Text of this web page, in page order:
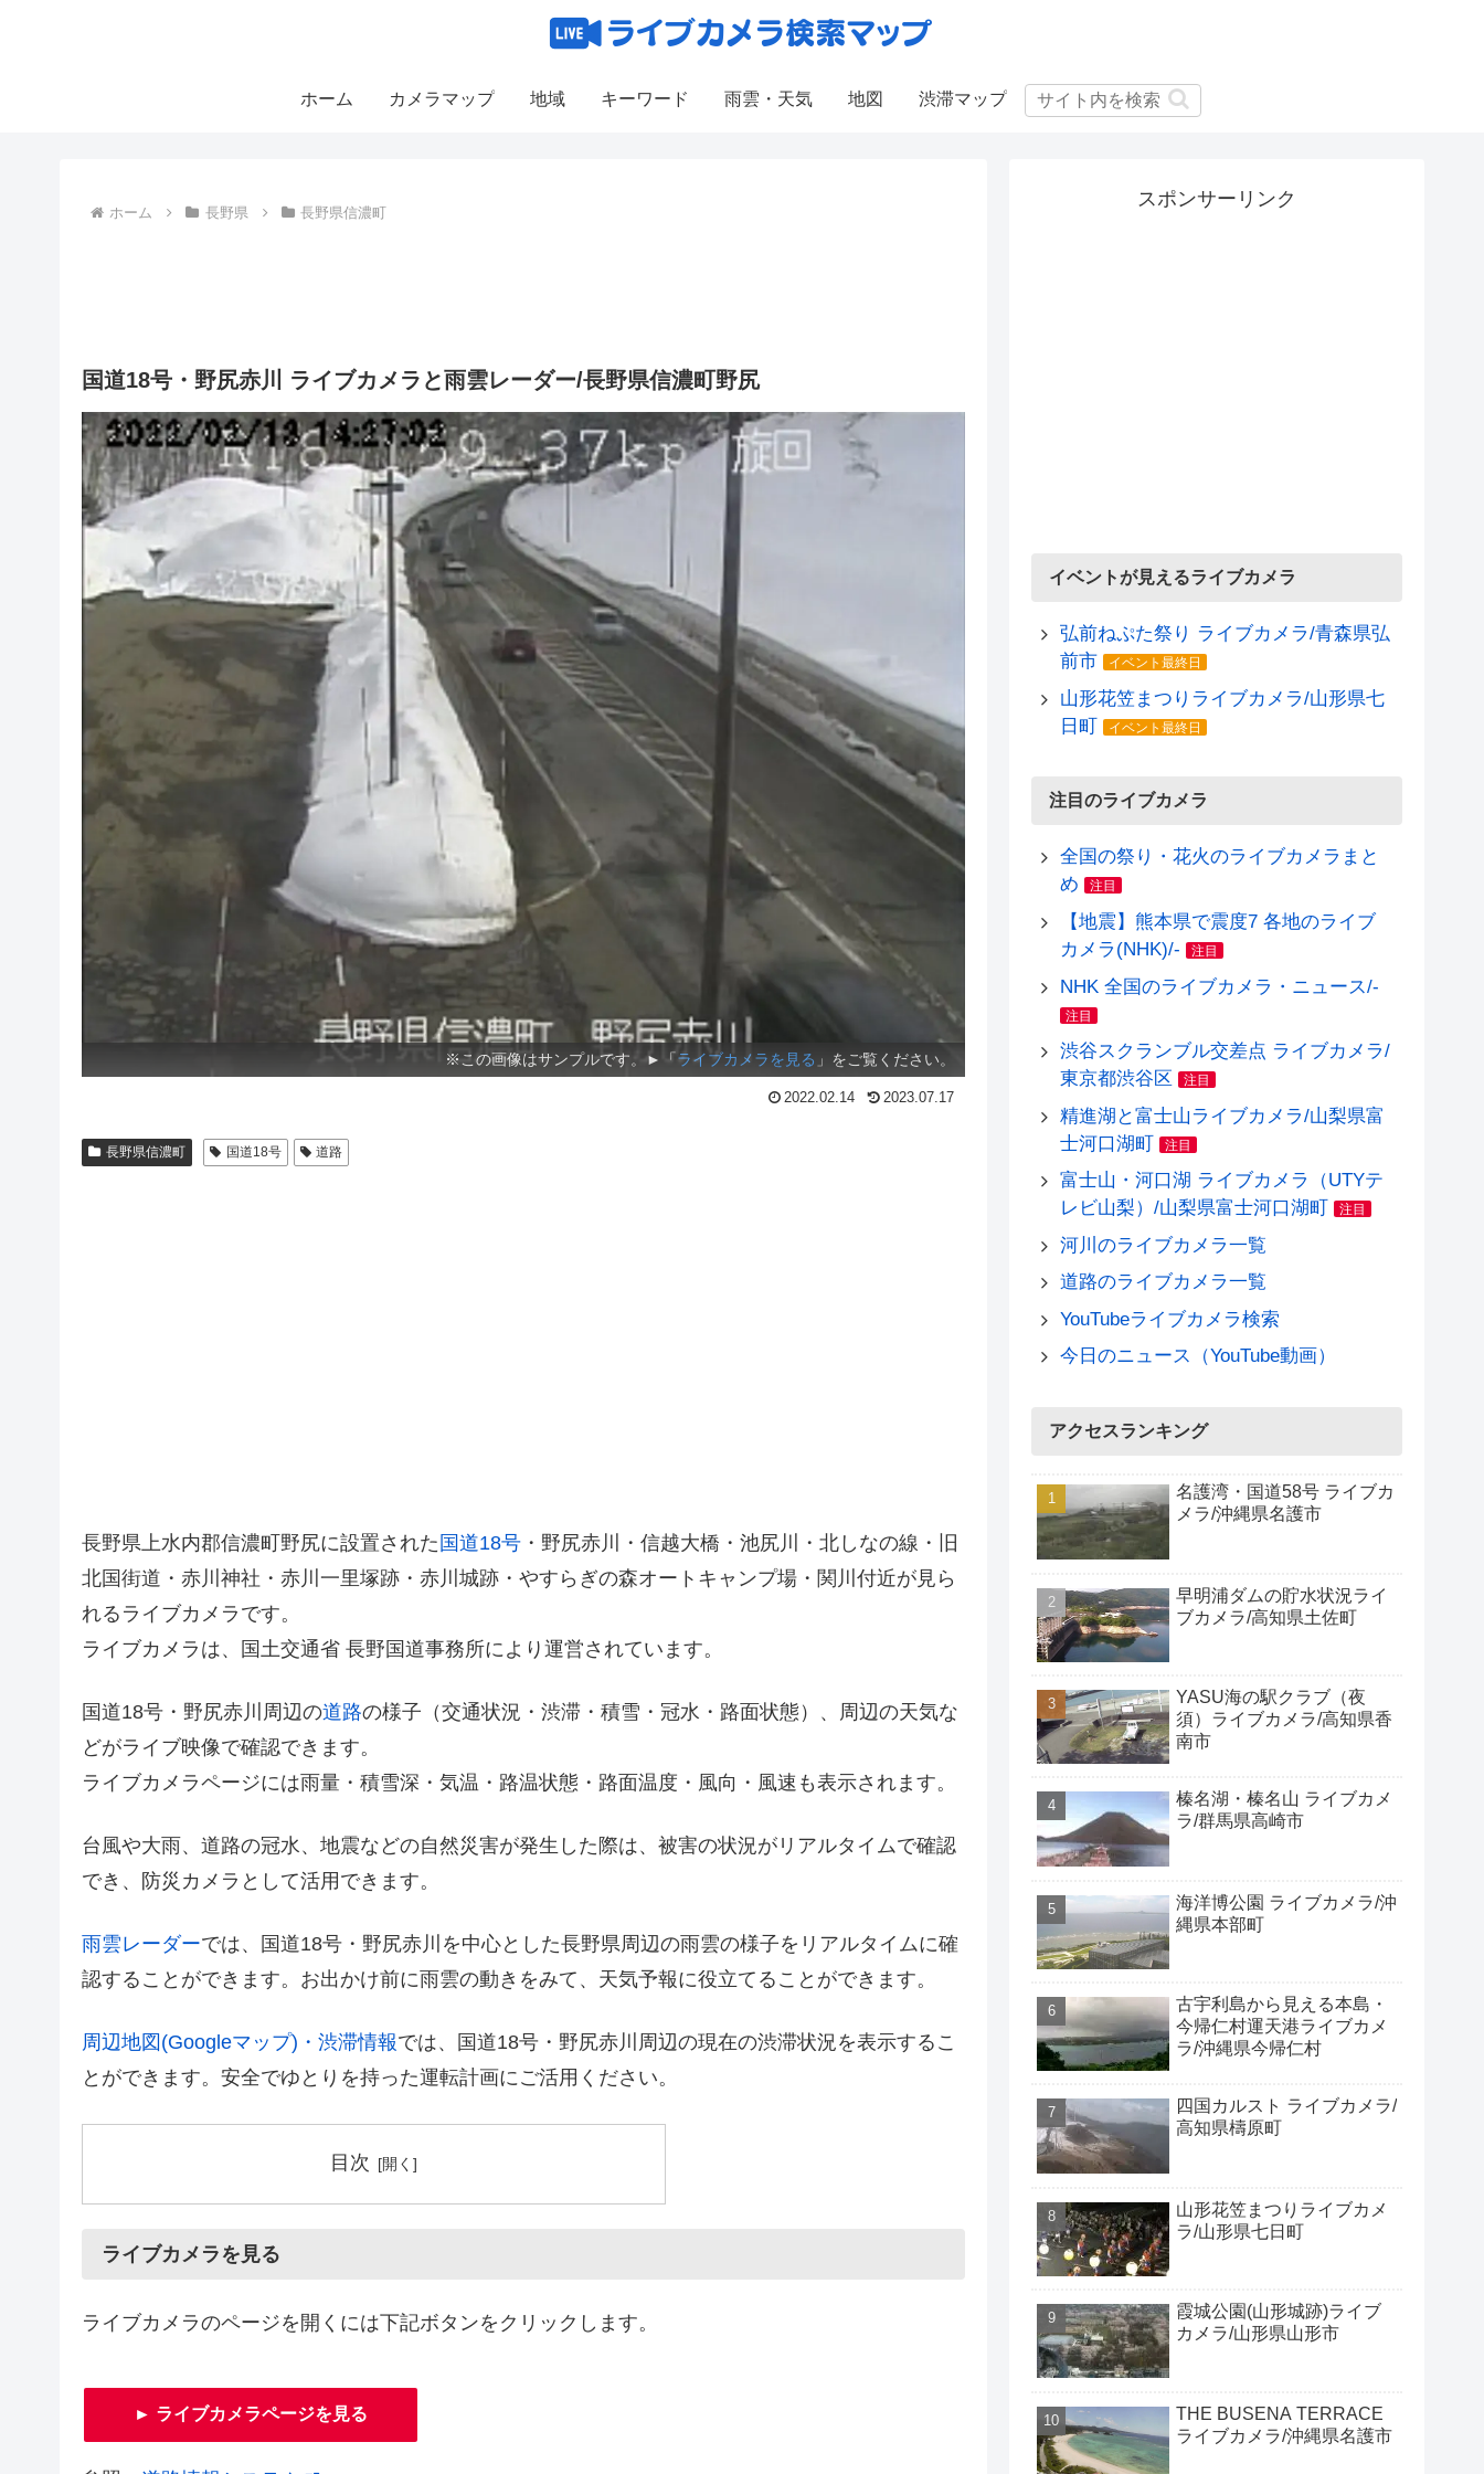
ホーム カメラマップ 地域 キーワード 雨雲・天気 地図 渋滞マップ
ホーム 長野県 長野県信濃町
国道18号・野尻赤川 ライブカメラと雨雲レーダー/長野県信濃町野尻
※この画像はサンプルです。►「ライブカメラを見る 」をご覧ください。
2022.02.14 2023.07.17
長野県信濃町 国道18号 道路
長野県上水内郡信濃町野尻に設置された 国道18号 ・野尻赤川・信越大橋・池尻川・北しなの線・旧
北国街道・赤川神社・赤川一里塚跡・赤川城跡・やすらぎの森オートキャンプ場・関川付近が見ら
れるライブカメラです。
ライブカメラは、国土交通省 長野国道事務所により運営されています。
国道18号・野尻赤川周辺の道路の様子（交通状況・渋滞・積雪・冠水・路面状態）、周辺の天気な
どがライブ映像で確認できます。
ライブカメラページには雨量・積雪深・気温・路温状態・路面温度・風向・風速も表示されます。
台風や大雨、道路の冠水、地震などの自然災害が発生した際は、被害の状況がリアルタイムで確認
でき、防災カメラとして活用できます。
雨雲レーダーでは、国道18号・野尻赤川を中心とした長野県周辺の雨雲の様子をリアルタイムに確
認することができます。お出かけ前に雨雲の動きをみて、天気予報に役立てることができます。
周辺地図(Googleマップ)・渋滞情報では、国道18号・野尻赤川周辺の現在の渋滞状況を表示するこ
とができます。安全でゆとりを持った運転計画にご活用ください。
目次
ライブカメラを見る
ライブカメラのページを開くには下記ボタンをクリックします。
► ライブカメラページを見る
スポンサーリンク
イベントが見えるライブカメラ
弘前ねぷた祭り ライブカメラ/青森県弘
前市
イベント最終日
山形花笠まつりライブカメラ/山形県七
日町
イベント最終日
注目のライブカメラ
全国の祭り・花火のライブカメラまと
め
注目
【地震】熊本県で震度7 各地のライブ
カメラ(NHK)/-
注目
NHK 全国のライブカメラ・ニュース/-
注目
渋谷スクランブル交差点 ライブカメラ/
東京都渋谷区
注目
精進湖と富士山ライブカメラ/山梨県富
士河口湖町
注目
富士山・河口湖 ライブカメラ（UTYテ
レビ山梨）/山梨県富士河口湖町
注目
河川のライブカメラ一覧
道路のライブカメラ一覧
YouTubeライブカメラ検索
今日のニュース（YouTube動画）
アクセスランキング
名護湾・国道58号 ライブカ
メラ/沖縄県名護市
早明浦ダムの貯水状況ライ
ブカメラ/高知県土佐町
YASU海の駅クラブ（夜
須）ライブカメラ/高知県香
南市
榛名湖・榛名山 ライブカメ
ラ/群馬県高崎市
海洋博公園 ライブカメラ/沖
縄県本部町
古宇利島から見える本島・
今帰仁村運天港ライブカメ
ラ/沖縄県今帰仁村
四国カルスト ライブカメラ/
高知県檮原町
山形花笠まつりライブカメ
ラ/山形県七日町
霞城公園(山形城跡)ライブ
カメラ/山形県山形市
THE BUSENA TERRACE
ライブカメラ/沖縄県名護市